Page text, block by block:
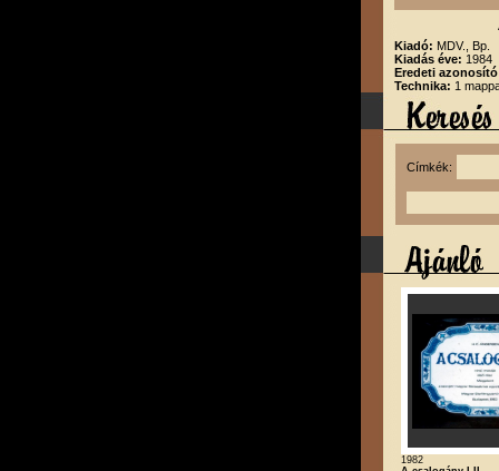
Kiadó: MDV., Bp.
Kiadás éve: 1984
Eredeti
Technika: 1
Címkék:
1982